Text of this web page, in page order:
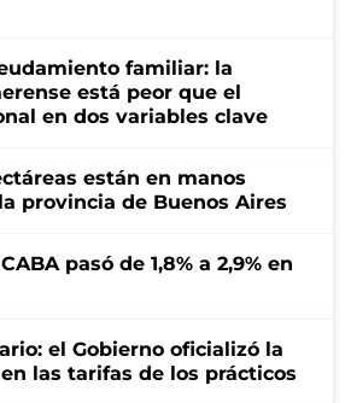
familiar: la
está peor que el
en dos variables clave
están en manos
provincia de Buenos Aires
pasó de 1,8% a 2,9% en
el Gobierno oficializó la
las tarifas de los prácticos